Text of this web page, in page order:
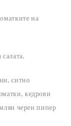
на
ситно
кедрови
черен пипер